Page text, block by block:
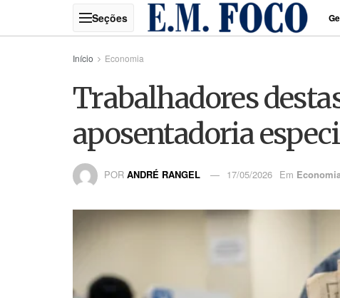
Início Economia
Trabalhadores
aposentadoria
POR ANDRÉ RANGEL 17/05/2026 Em